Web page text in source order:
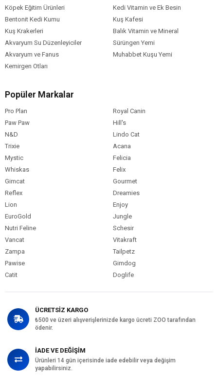
Köpek Eğitim Ürünleri
Kedi Vitamin ve Ek Besin
Bentonit Kedi Kumu
Kuş Kafesi
Kuş Krakerleri
Balık Vitamin ve Mineral
Akvaryum Su Düzenleyiciler
Sürüngen Yemi
Akvaryum ve Fanus
Muhabbet Kuşu Yemi
Kemirgen Otları
Popüler Markalar
Pro Plan
Royal Canin
Paw Paw
Hill's
N&D
Lindo Cat
Trixie
Acana
Mystic
Felicia
Whiskas
Felix
Gimcat
Gourmet
Reflex
Dreamies
Lion
Enjoy
EuroGold
Jungle
Nutri Feline
Schesir
Vancat
Vitakraft
Zampa
Tailpetz
Pawise
Gimdog
Catit
Doglife
ÜCRETSİZ KARGO
₺500 ve üzeri alışverişlerinizde kargo ücreti ZOO tarafından
ödenir.
İADE VE DEĞİŞİM
Ürünleri 14 gün içerisinde iade edebilir veya değişim
yapabilirsiniz.